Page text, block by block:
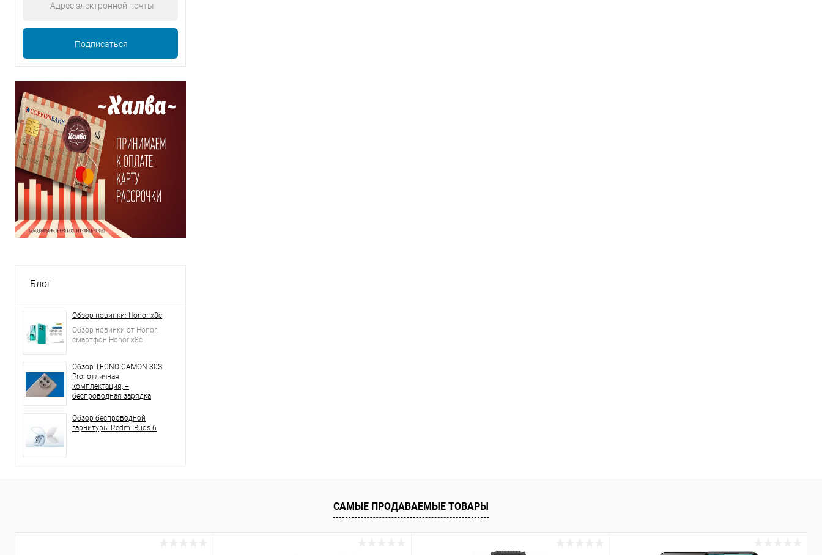
Блог
Обзор новинки: Honor x8c
Обзор новинки от Honor:
смартфон Honor x8c
Обзор TECNO CAMON 30S
Pro: отличная
комплектация, +
беспроводная зарядка
Обзор беспроводной
гарнитуры Redmi Buds 6
САМЫЕ ПРОДАВАЕМЫЕ ТОВАРЫ